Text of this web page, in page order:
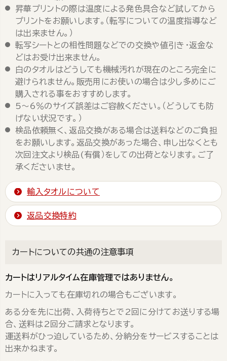
昇華プリントの際は温度による発色具合など試してから
プリントをお願いします。（転写についての温度指導など
は出来ません。）
転写シートとの相性問題などでの交換や値引き・返金な
どはお受け出来ません。
白のタオルはどうしても機械汚れが現在のところ完全に
避けられません。販売用にお使いの場合は少し多めにご
購入される事をおすすめします。
5～6％のサイズ誤差はご容赦ください。（どうしても防
げない状況です。）
検品依頼無く、返品交換がある場合は送料などのご負担
をお願いします。返品交換があった場合、申し出なくとも
次回注文より検品(有償）をしての出荷となります。ご了
承くださいませ。
輸入タオルについて
返品交換特約
カートについての共通の注意事項
カートはリアルタイム在庫管理ではありません。
カートに入っても在庫切れの場合もございます。
ある分を先に出荷、入荷待ちとで2回に分けてお送りする場
合、送料は2回分ご請求となります。
運送料がひっ迫しているため、分納分をサービスすることは
出来かねます。